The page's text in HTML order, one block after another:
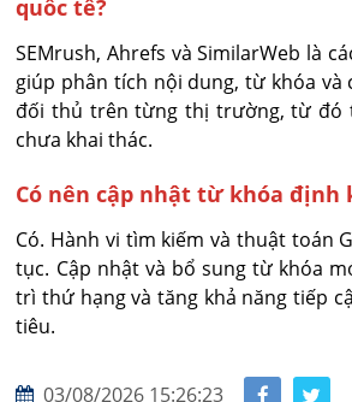
quốc tế?
SEMrush, Ahrefs và SimilarWeb là
giúp phân tích nội dung, từ khóa và
đối thủ trên từng thị trường, từ đó
chưa khai thác.
Có nên cập nhật từ khóa định
Có. Hành vi tìm kiếm và thuật toán
tục. Cập nhật và bổ sung từ khóa
trì thứ hạng và tăng khả năng tiếp
tiêu.
03/08/2026 15:26:23